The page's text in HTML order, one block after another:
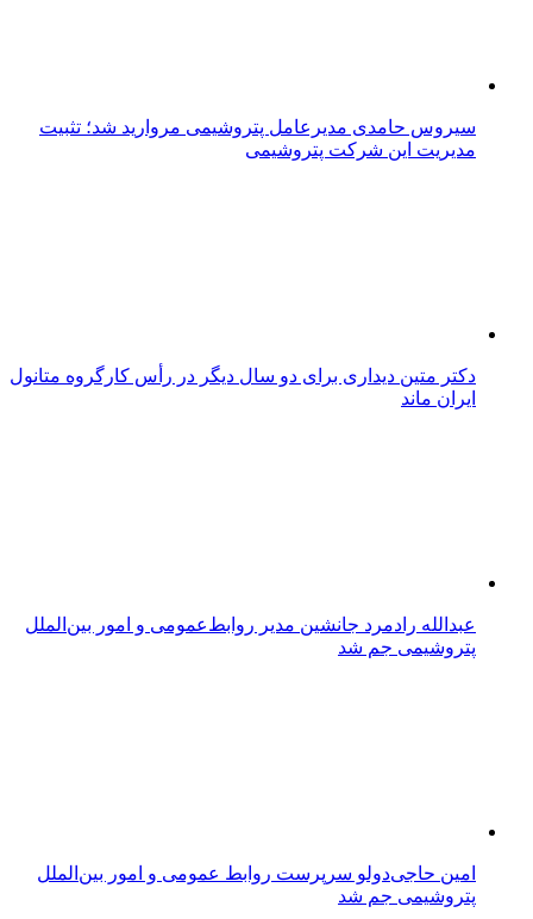
سیروس حامدی مدیرعامل پتروشیمی مروارید شد؛ تثبیت
مدیریت این شرکت پتروشیمی
دکتر متین دیداری برای دو سال دیگر در رأس کارگروه متانول
ایران ماند
عبدالله رادمرد جانشین مدیر روابط‌عمومی و امور بین‌الملل
پتروشیمی جم شد
امین حاجی‌دولو سرپرست روابط عمومی و امور بین‌الملل
پتروشیمی جم شد